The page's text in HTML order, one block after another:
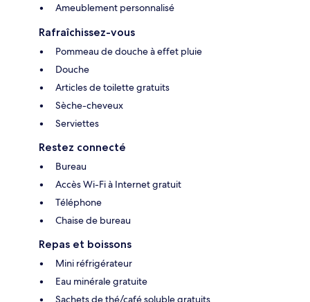
Ameublement personnalisé
Rafraîchissez-vous
Pommeau de douche à effet pluie
Douche
Articles de toilette gratuits
Sèche-cheveux
Serviettes
Restez connecté
Bureau
Accès Wi-Fi à Internet gratuit
Téléphone
Chaise de bureau
Repas et boissons
Mini réfrigérateur
Eau minérale gratuite
Sachets de thé/café soluble gratuits